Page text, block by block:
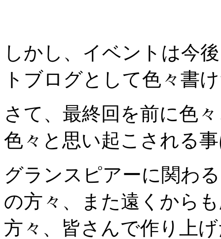
しかし、イベントは今
トブログとして色々書
さて、最終回を前に色
色々と思い起こされる
グランスピアーに関わ
の方々、また遠くから
方々、皆さんで作り上